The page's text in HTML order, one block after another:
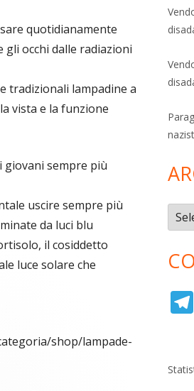
quotidianamente
occhi dalle radiazioni
tradizionali lampadine a
vista e la funzione
giovani sempre più
uscire sempre più
da luci blu
il cosiddetto
luce solare che
shop/lampade-